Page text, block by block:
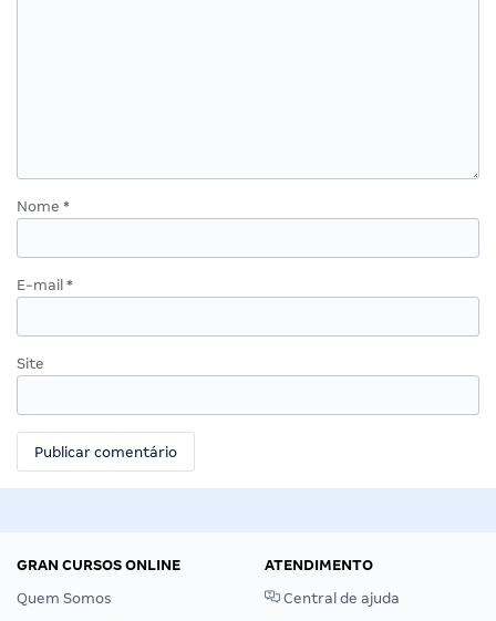
Nome *
E-mail *
Site
GRAN CURSOS ONLINE
Quem Somos
ATENDIMENTO
Central de ajuda